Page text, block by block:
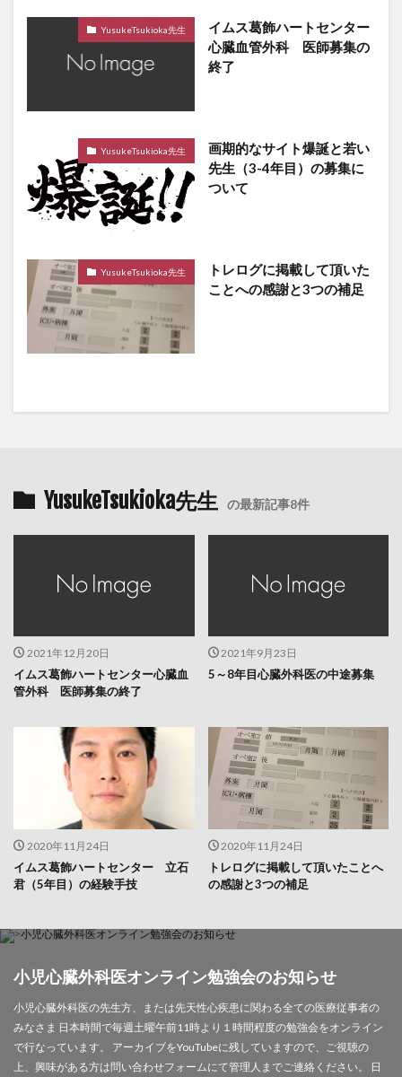
YusukeTsukioka先生
イムス葛飾ハートセンター
心臓血管外科 医師募集の
終了
YusukeTsukioka先生
画期的なサイト爆誕と若い
先生（3-4年目）の募集に
ついて
YusukeTsukioka先生
トレログに掲載して頂いた
ことへの感謝と3つの補足
YusukeTsukioka先生 の最新記事8件
2021年12月20日
イムス葛飾ハートセンター心臓血
管外科 医師募集の終了
2021年9月23日
5～8年目心臓外科医の中途募集
2020年11月24日
イムス葛飾ハートセンター 立石
君（5年目）の経験手技
2020年11月24日
トレログに掲載して頂いたことへ
の感謝と3つの補足
小児心臓外科医オンライン勉強会のお知らせ
小児心臓外科医の先生方、または先天性心疾患に関わる全ての医療従事者の
みなさま 日本時間で毎週土曜午前11時より１時間程度の勉強会をオンライン
で行なっています。 アーカイブをYouTubeに残していますので、ご視聴の
上、興味がある方は問い合わせフォームにて管理人までご連絡ください。 日